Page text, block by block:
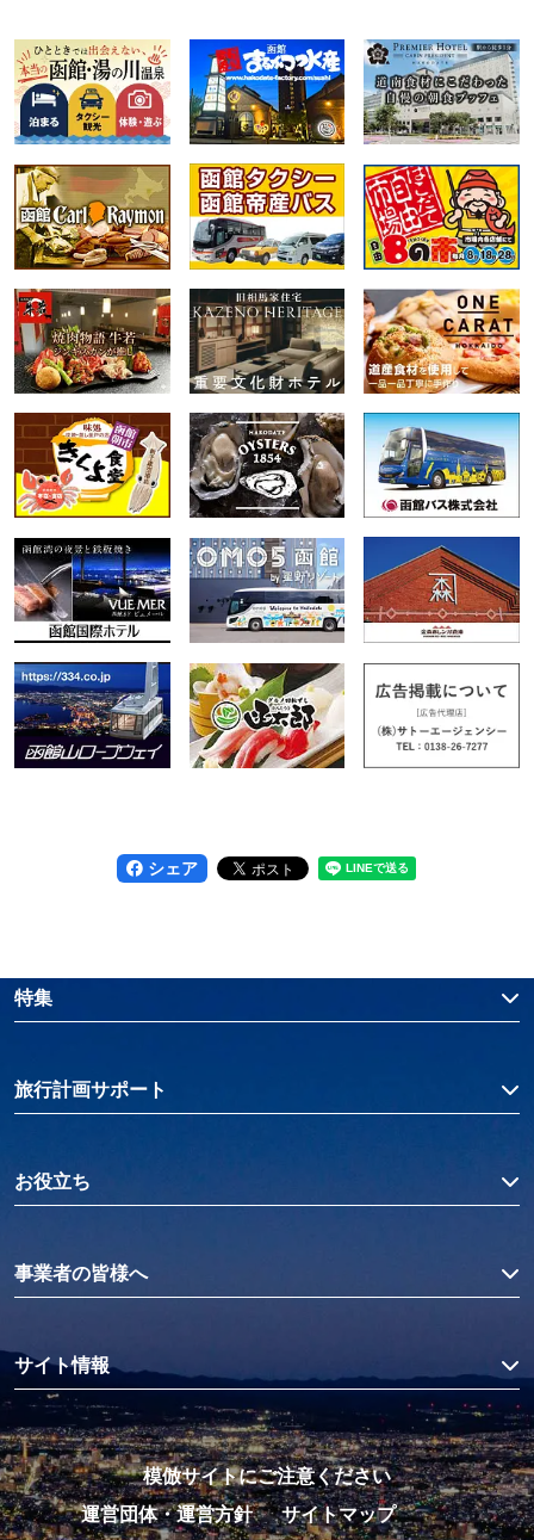
シェア
特集
旅行計画サポート
お役立ち
事業者の皆様へ
サイト情報
模倣サイトにご注意ください
運営団体・運営方針
サイトマップ